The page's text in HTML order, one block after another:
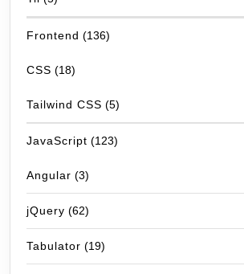
Frontend (136)
CSS (18)
Tailwind CSS (5)
JavaScript (123)
Angular (3)
jQuery (62)
Tabulator (19)